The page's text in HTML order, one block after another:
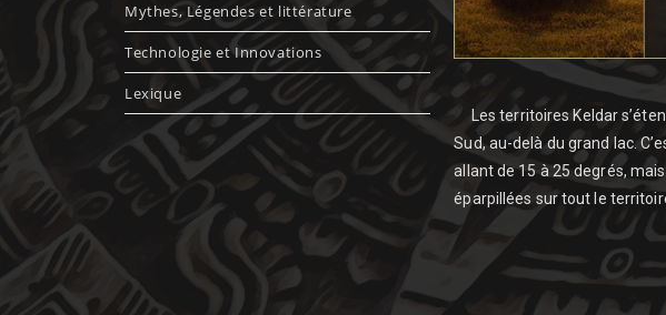
Mythes, Légendes et littérature
Technologie et Innovations
Lexique
Les territoires Keldar
Sud, au-delà du grand lac.
allant de 15 à 25 degrés,
éparpillées sur tout le